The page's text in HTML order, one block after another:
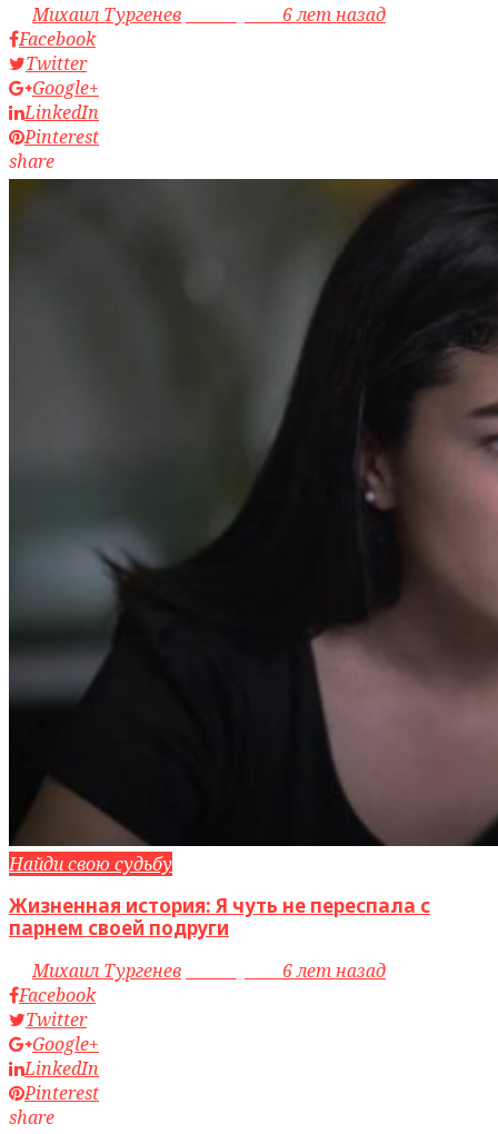
byМихаил Тургенев
6 лет назад
Facebook
Twitter
Google+
LinkedIn
Pinterest
share
Найди свою судьбу
Жизненная история: Я чуть не переспала с
парнем своей подруги
byМихаил Тургенев
6 лет назад
Facebook
Twitter
Google+
LinkedIn
Pinterest
share